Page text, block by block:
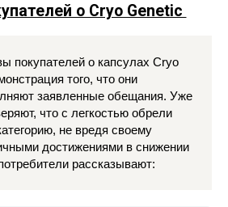
о Cryo Genetic
покупателей о капсулах Cryo
того, что они
заявленные обещания. Уже
что с легкостью обрели
не вредя своему
достижениями в снижении
рассказывают: